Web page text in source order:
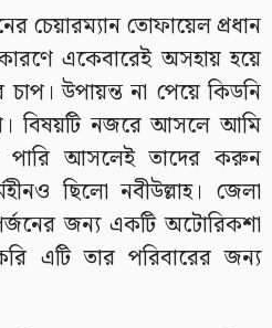
চেয়ারম্যান তোফায়েল প্রধান
একেবারেই অসহায় হয়ে
উপায়ন্ত না পেয়ে কিডনি
বিষয়টি নজরে আসলে আমি
আসলেই তাদের করুন
ছিলো নবীউল্লাহ। জেলা
জন্য একটি অটোরিকশা
এটি তার পরিবারের জন্য